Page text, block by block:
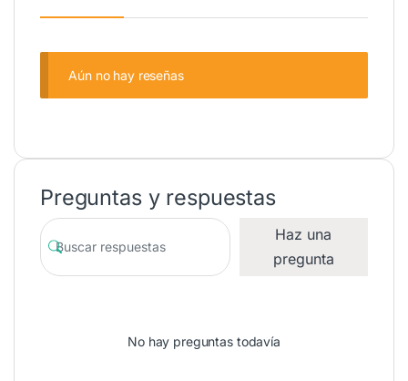
Aún no hay reseñas
Preguntas y respuestas
Haz una
pregunta
No hay preguntas todavía